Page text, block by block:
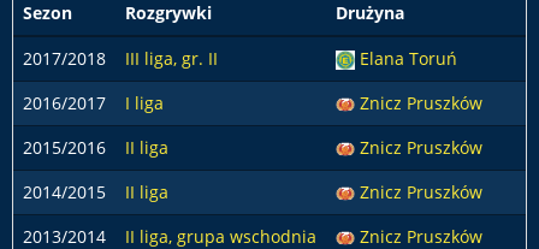
Sezon Rozgrywki Drużyna
2017/2018
III liga, gr. II
Elana Toruń
2016/2017
I liga
Znicz Pruszków
2015/2016
II liga
Znicz Pruszków
2014/2015
II liga
Znicz Pruszków
2013/2014
II liga, grupa wschodnia
Znicz Pruszków